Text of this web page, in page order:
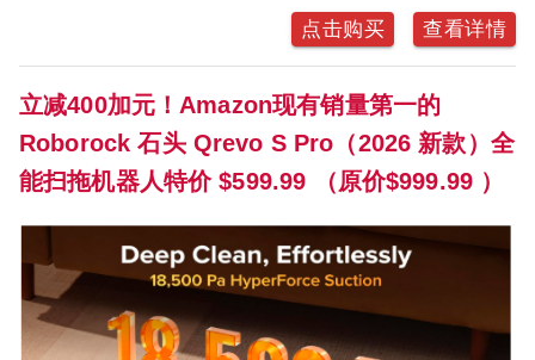
点击购买 查看详情
立减400加元！Amazon现有销量第一的
Roborock 石头 Qrevo S Pro（2026 新款）全
能扫拖机器人特价 $599.99 （原价$999.99 ）